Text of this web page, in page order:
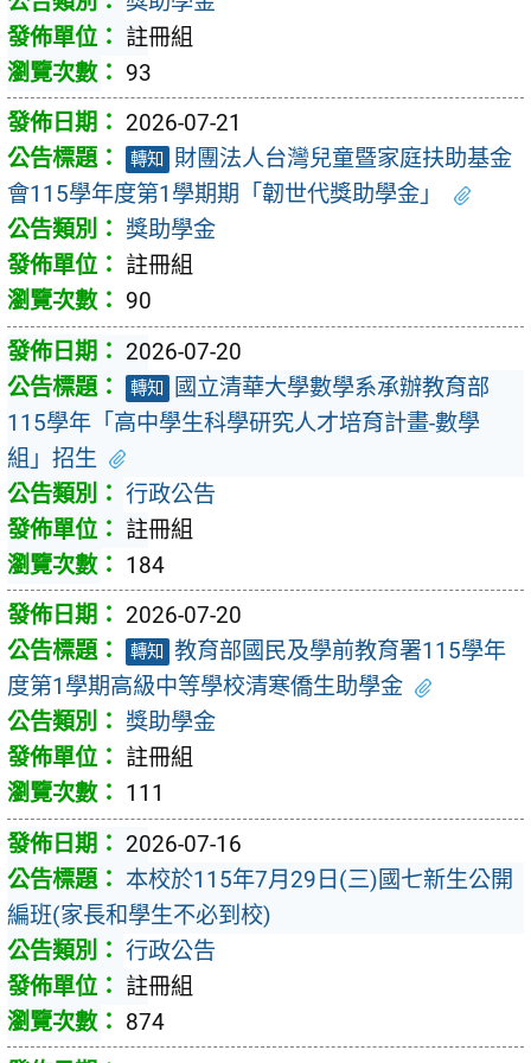
註冊組
93
2026-07-21
轉知
財團法人台灣兒童暨家庭扶助基金
會115學年度第1學期期「韌世代獎助學金」
獎助學金
註冊組
90
2026-07-20
轉知
國立清華大學數學系承辦教育部
115學年「高中學生科學研究人才培育計畫-數學
組」招生
行政公告
註冊組
184
2026-07-20
轉知
教育部國民及學前教育署115學年
度第1學期高級中等學校清寒僑生助學金
獎助學金
註冊組
111
2026-07-16
本校於115年7月29日(三)國七新生公開
編班(家長和學生不必到校)
行政公告
註冊組
874